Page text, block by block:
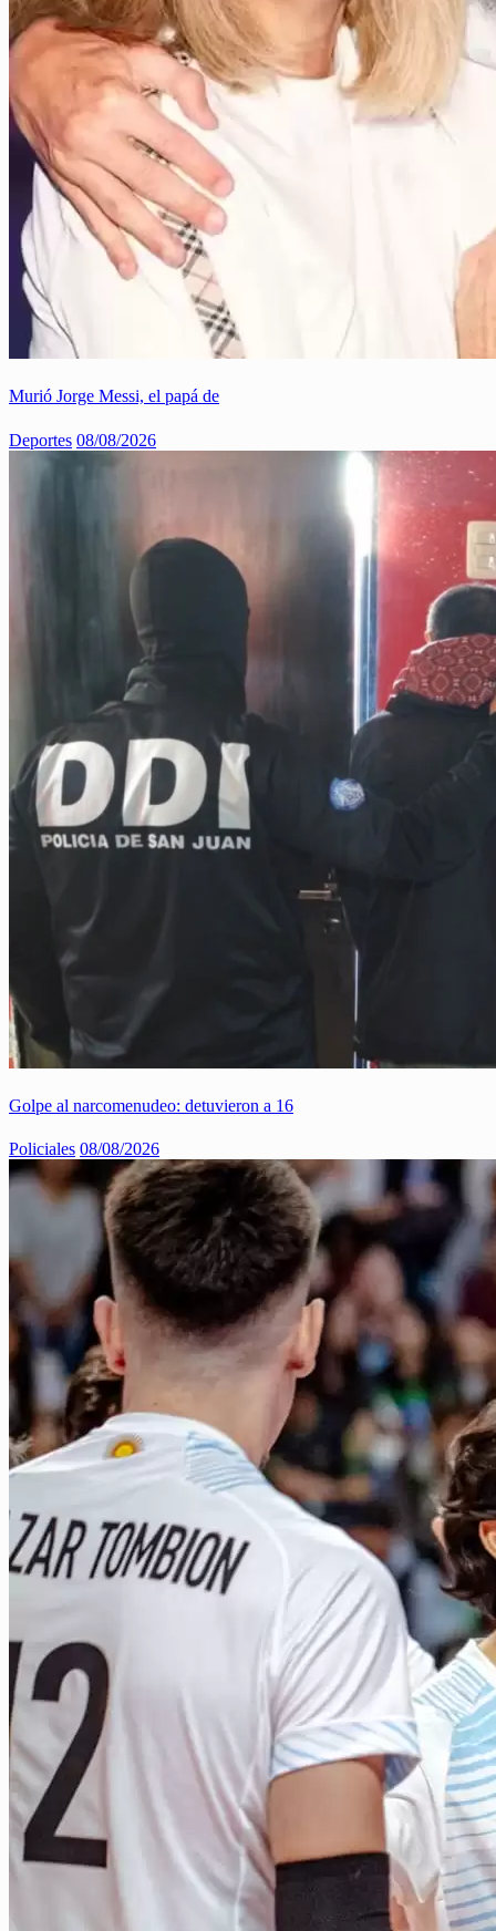
Murió Jorge Messi, el papá de
Deportes 08/08/2026
Golpe al narcomenudeo: detuvieron a 16
Policiales 08/08/2026